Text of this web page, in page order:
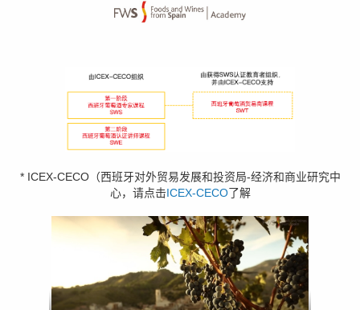
* ICEX-CECO（西班牙对外贸易发展和投资局-经济和商业研究中
心，请点击ICEX-CECO了解